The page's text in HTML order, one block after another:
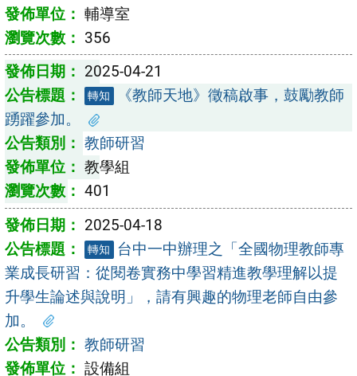
輔導室
356
2025-04-21
轉知
《教師天地》徵稿啟事，鼓勵教師
踴躍參加。
教師研習
教學組
401
2025-04-18
轉知
台中一中辦理之「全國物理教師專
業成長研習：從閱卷實務中學習精進教學理解以提
升學生論述與說明」，請有興趣的物理老師自由參
加。
教師研習
設備組